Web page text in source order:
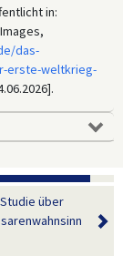
in:
das-
erste-weltkrieg-
über